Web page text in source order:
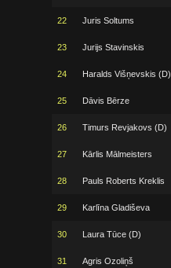
22 Juris Soltums
23 Jurijs Stavinskis
24 Haralds Višņevskis (D)
25 Dāvis Bērze
26 Timurs Revjakovs (D)
27 Kārlis Mālmeisters
28 Pauls Roberts Kreklis
29 Karlīna Gladiševa
30 Laura Tūce (D)
31 Agris Ozoliņš